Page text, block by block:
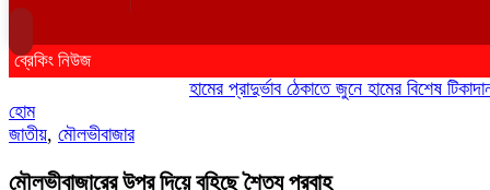
ব্রেকিং নিউজ
হামের প্রাদুর্ভাব ঠেকাতে জুনে হামের বিশেষ টিকাদান;
হোম
জাতীয়, মৌলভীবাজার
মৌলভীবাজারের উপর দিয়ে বহিছে শৈত্য প্রবাহ